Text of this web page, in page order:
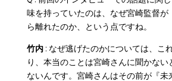
味を持っていたのは、なぜ宮崎監督が
ら離れたのか、という点ですね。
竹内: なぜ逃げたのかについては、こ
り、本当のことは宮崎さんに聞かない
ないんです。宮崎さんはその前が『未